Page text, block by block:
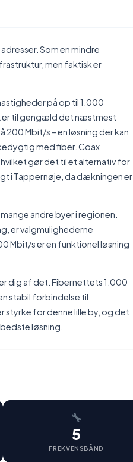
Som en mindre
men faktisk er
på op til 1.000
er til gengæld det næstmest
Mbit/s – en løsning der kan
med fiber. Coax
gør det til et alternativ for
i Tappernøje, da dækningen er
andre byer i regionen.
er valgmulighederne
Mbit/s er en funktionel løsning
dig af det. Fibernettets 1.000
stabil forbindelse til
styrke for denne lille by, og det
løsning.
5
FREKVENSBÅND